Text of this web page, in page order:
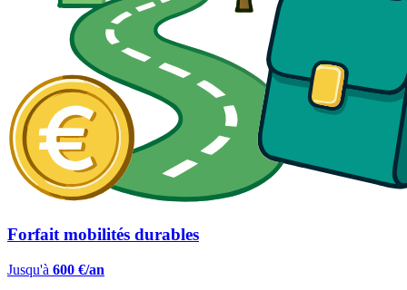
Forfait mobilités durables
Jusqu'à 600 €/an